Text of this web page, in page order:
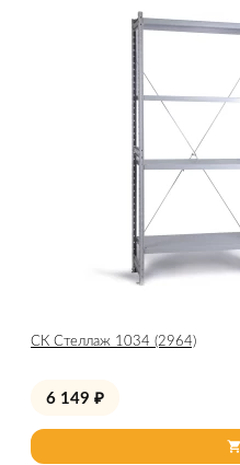
СК Стеллаж 1034 (2964)
6 149 ₽